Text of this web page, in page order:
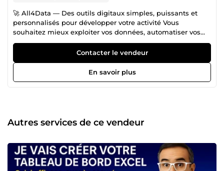
🚀 All4Data — Des outils digitaux simples, puissants et
personnalisés pour développer votre activité Vous
souhaitez mieux exploiter vos données, automatiser vos
tâches, créer un tableau de bord clair, développer une
application métier, une page de vente ou un site web
professionnel ? Avec plus de 15 ans d’expérience en
analyse de données, automatisation, tableaux de bord et
solutions digitales, All4Data vous accompagne dans la
résultats, même si vous n’êtes pas à l’aise avec la
technique. 🎯 Ce que je peux créer pour vous 📊 Tableaux
transformer vos fichiers Excel, Google Sheets ou bases de
données en outils de pilotage clairs et exploitables. ✅
Tableaux de bord Excel personnalisés ✅ Dashboards
Contacter le vendeur
En savoir plus
Autres services de ce vendeur